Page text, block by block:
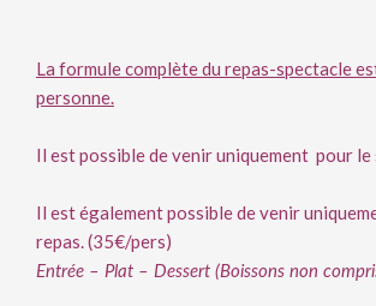
La formule complète du repas-spectacle
personne.
Il est possible de venir uniquement pour le
Il est également possible de venir
repas. (35€/pers)
Entrée – Plat – Dessert (Boissons non